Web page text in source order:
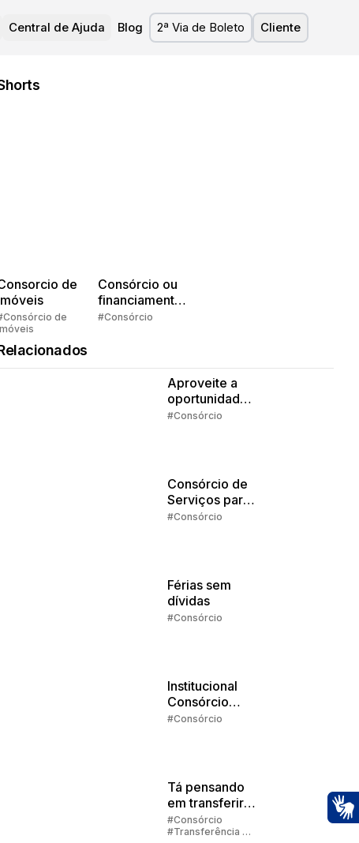
Central de Ajuda Blog 2ª Via de Boleto Cliente
de
de
Consórcio ou
financiamento?
Quem pensa
#Consórcio
Aproveite a
oportunidade
da isenção de
#Consórcio
Consórcio de
Serviços para
Estudos: o que
#Consórcio
Férias sem
dívidas
#Consórcio
Institucional
Consórcio
Embracon
#Consórcio
Tá pensando
em transferir
sua cota de
consórcio?
#Consórcio
#Transferência de